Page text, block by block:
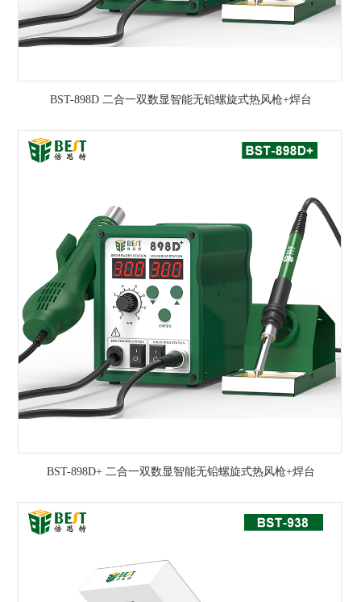
BST-898D 二合一双数显智能无铅螺旋式热风枪+焊台
BST-898D+ 二合一双数显智能无铅螺旋式热风枪+焊台